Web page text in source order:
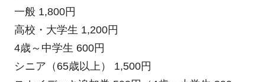
一般 1,800円
高校・大学生 1,200円
4歳～中学生 600円
シニア（65歳以上） 1,500円